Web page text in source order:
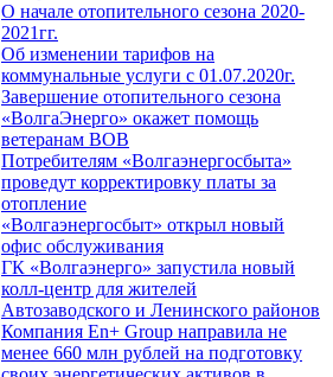
О начале отопительного сезона 2020-
2021гг.
Об изменении тарифов на
коммунальные услуги с 01.07.2020г.
Завершение отопительного сезона
«ВолгаЭнерго» окажет помощь
ветеранам ВОВ
Потребителям «Волгаэнергосбыта»
проведут корректировку платы за
отопление
«Волгаэнергосбыт» открыл новый
офис обслуживания
ГК «Волгаэнерго» запустила новый
колл-центр для жителей
Автозаводского и Ленинского районов
Компания En+ Group направила не
менее 660 млн рублей на подготовку